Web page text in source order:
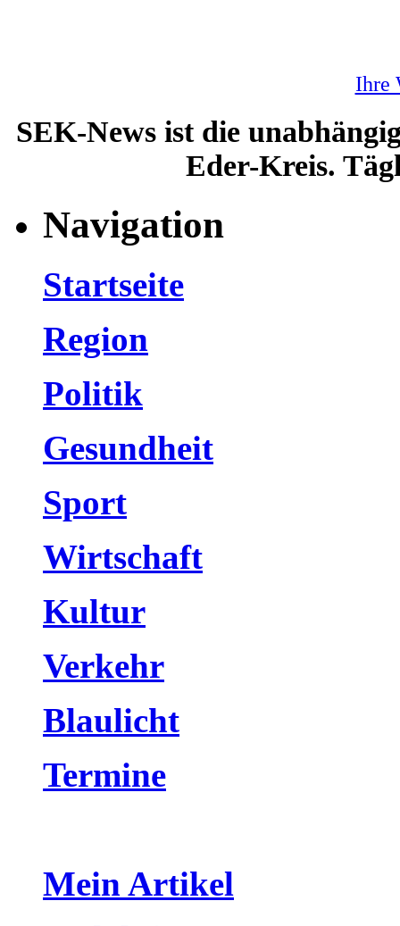
Ihre
SEK-News ist die
Eder-Kreis.
Navigation
Startseite
Region
Politik
Gesundheit
Sport
Wirtschaft
Kultur
Verkehr
Blaulicht
Termine
Mein Artikel